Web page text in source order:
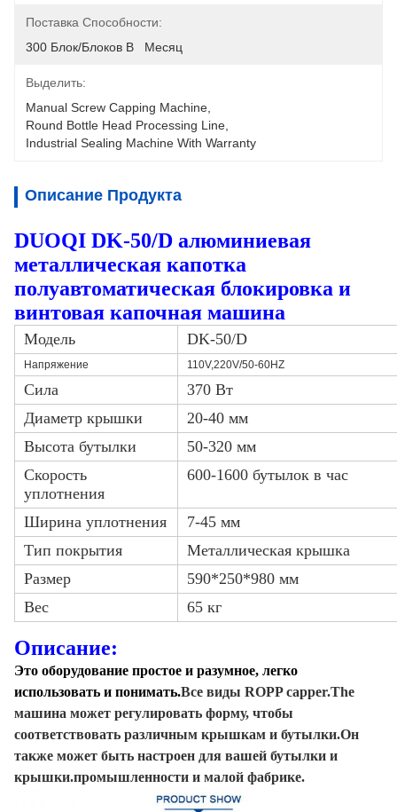
Поставка Способности:
300 Блок/блоков В   Месяц
Выделить:
Manual Screw Capping Machine
Round Bottle Head Processing Line
Industrial Sealing Machine With Warranty
Описание Продукта
DUOQI DK-50/D алюминиевая
металлическая капотка
полуавтоматическая блокировка и
винтовая капочная машина
Модель DK-50/D
Напряжение 110V,220V/50-60HZ
Сила
370 Вт
Диаметр крышки
20-40 мм
Высота бутылки
50-320 мм
Скорость
уплотнения
600-1600 бутылок в час
Ширина уплотнения
7-45 мм
Тип покрытия
Металлическая крышка
Размер
590*250*980 мм
Вес
65 кг
Описание:
Это оборудование простое и разумное, легко
использовать и понимать.Все виды ROPP capper.The
машина может регулировать форму, чтобы
соответствовать различным крышкам и бутылки.Он
также может быть настроен для вашей бутылки и
крышки.промышленности и малой фабрике.